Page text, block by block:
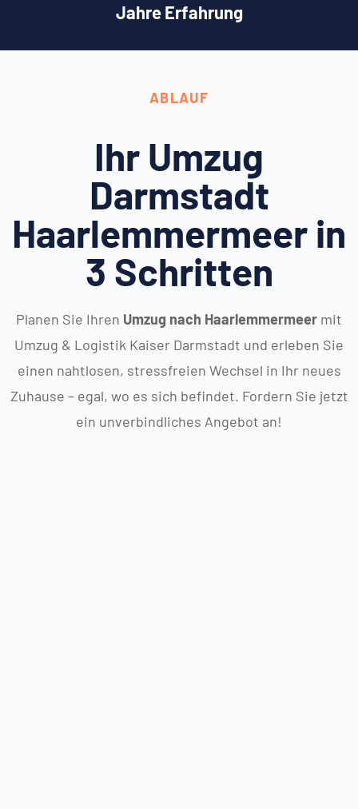
Jahre Erfahrung
ABLAUF
Ihr Umzug
Darmstadt
Haarlemmermeer in
3 Schritten
Planen Sie Ihren Umzug nach Haarlemmermeer mit
Umzug & Logistik Kaiser Darmstadt und erleben Sie
einen nahtlosen, stressfreien Wechsel in Ihr neues
Zuhause – egal, wo es sich befindet. Fordern Sie jetzt
ein unverbindliches Angebot an!